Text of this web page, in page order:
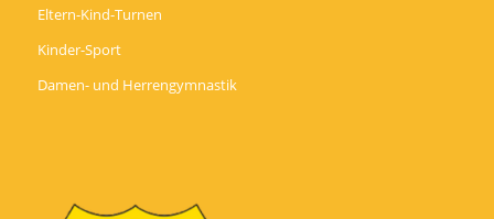
Eltern-Kind-Turnen
Kinder-Sport
Damen- und Herrengymnastik